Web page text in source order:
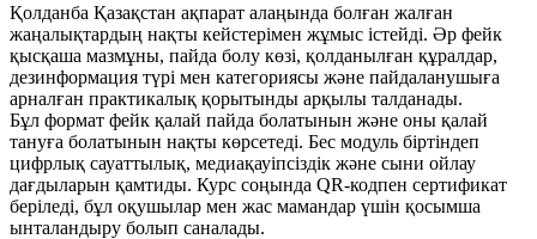
Қолданба Қазақстан ақпарат алаңында болған жалған
жаңалықтардың нақты кейстерімен жұмыс істейді. Әр фейк
қысқаша мазмұны, пайда болу көзі, қолданылған құралдар,
дезинформация түрі мен категориясы және пайдаланушыға
арналған практикалық қорытынды арқылы талданады.
Бұл формат фейк қалай пайда болатынын және оны қалай
тануға болатынын нақты көрсетеді. Бес модуль біртіндеп
цифрлық сауаттылық, медиақауіпсіздік және сыни ойлау
дағдыларын қамтиды. Курс соңында QR-кодпен сертификат
беріледі, бұл оқушылар мен жас мамандар үшін қосымша
ынталандыру болып саналады.